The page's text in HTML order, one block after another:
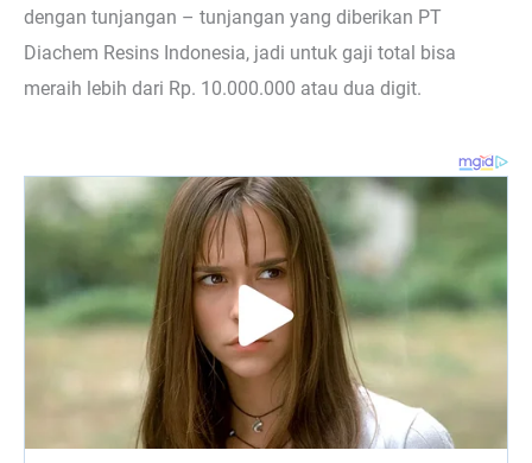
dengan tunjangan – tunjangan yang diberikan PT
Diachem Resins Indonesia, jadi untuk gaji total bisa
meraih lebih dari Rp. 10.000.000 atau dua digit.